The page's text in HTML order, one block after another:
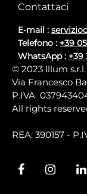
Contattaci
E-mail :
Telefono : +39
WhatsApp : +39
© 2023 lllum s.r.l.
Via Francesco
P.IVA
All rights
REA: 390157 -